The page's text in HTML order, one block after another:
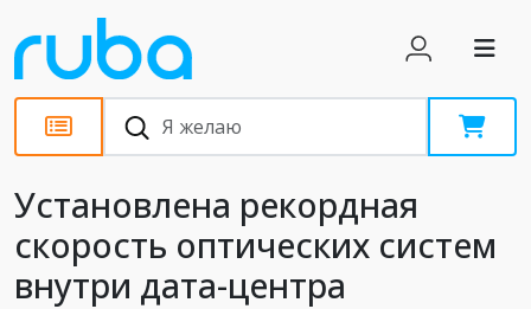
Новости
Установлена рекордная
скорость оптических систем
внутри дата-центра